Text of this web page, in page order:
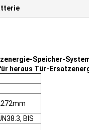
Speicher-
heraus Tür-
BIS